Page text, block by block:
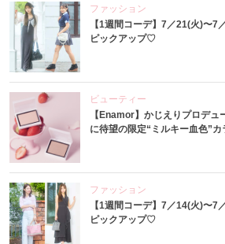
ファッション
【1週間コーデ】7／21(火)〜7
ピックアップ♡
ビューティー
【Enamor】かじえりプロデ
に待望の限定“ミルキー血色”カ
ファッション
【1週間コーデ】7／14(火)〜7
ピックアップ♡